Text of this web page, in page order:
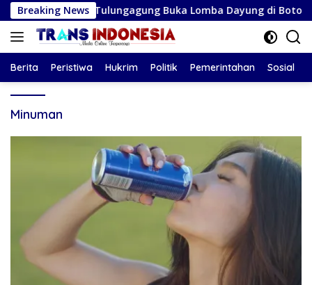
Langsung
ke
konten
Breaking News
Bupati Tulungagung Buka Lomba Dayung di Botoran
Berita Peristiwa Hukrim Politik Pemerintahan Sosial
Minuman